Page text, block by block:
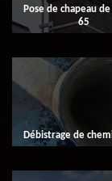
Pose de chapeau
65
Débistrage de